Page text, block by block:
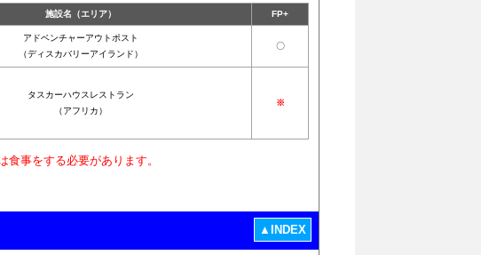
施設名（エリア） FP+
アドベンチャーアウトポスト
（ディスカバリーアイランド）
〇
タスカーハウスレストラン
（アフリカ）
※
事をする必要があります。
▲INDEX